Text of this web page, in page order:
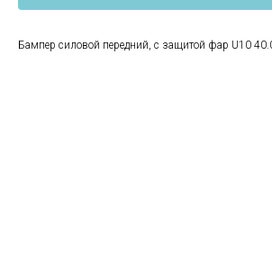
Бампер силовой передний, с защитой фар U10